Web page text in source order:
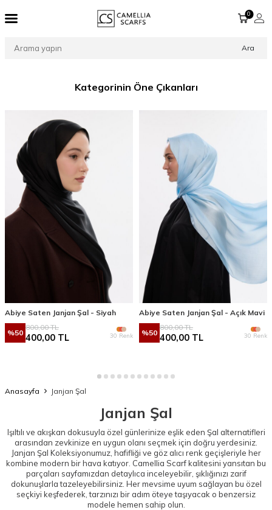
Ara
0
Kategorinin Öne Çıkanları
Abiye Saten Janjan Şal - Siyah
%50
800,00TL
400,00 TL 30 Renk
Abiye Saten Janjan Şal - Açık Mavi
%50
800,00TL
400,00 TL 30 Renk
Anasayfa Janjan Şal
Janjan Şal
Işıltılı ve akışkan dokusuyla özel günlerinize eşlik eden Şal alternatifleri
arasından zevkinize en uygun olanı seçmek için doğru yerdesiniz.
Janjan Şal Koleksiyonumuz, hafifliği ve göz alıcı renk geçişleriyle her
kombine modern bir hava katıyor. Camellia Scarf kalitesini yansıtan bu
parçaları sayfamızdan detaylıca inceleyebilir, şıklığınızı zarif
dokunuşlarla tazeleyebilirsiniz. Her mevsime uyum sağlayan bu özel
seçkiyi keşfederek, tarzınızı bir adım öteye taşıyacak o benzersiz
modele hemen sahip olun.